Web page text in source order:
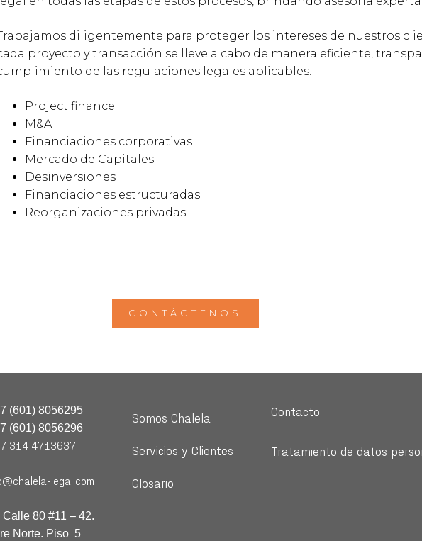
diligentemente para proteger los intereses de nuestros
proyecto y transacción se lleve a cabo de manera eficiente,
de las regulaciones legales aplicables.
Project finance
M&A
Financiaciones corporativas
Mercado de Capitales
Desinversiones
Financiaciones estructuradas
Reorganizaciones privadas
CONTÁCTENOS
(601) 8056295
(601) 8056296
314 4713637
legal.com
Calle 80 #11 – 42.
Norte. Piso 5
Somos Chalela
Servicios y Clientes
Glosario
Contacto
Tratamiento de datos